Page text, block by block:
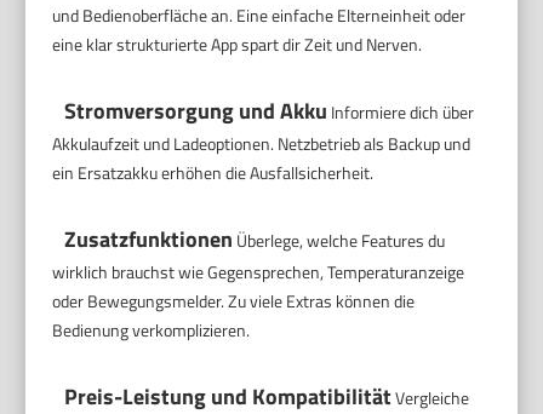
und Bedienoberfläche an. Eine einfache Elterneinheit oder
eine klar strukturierte App spart dir Zeit und Nerven.
Stromversorgung und Akku Informiere dich über
Akkulaufzeit und Ladeoptionen. Netzbetrieb als Backup und
ein Ersatzakku erhöhen die Ausfallsicherheit.
Zusatzfunktionen Überlege, welche Features du
wirklich brauchst wie Gegensprechen, Temperaturanzeige
oder Bewegungsmelder. Zu viele Extras können die
Bedienung verkomplizieren.
Preis-Leistung und KompatibilitätVergleiche